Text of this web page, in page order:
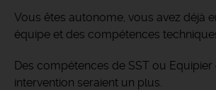
Vous êtes autonome, vous avez déjà
équipe et des compétences
Des compétences de SST ou Equipier
intervention seraient un plus.